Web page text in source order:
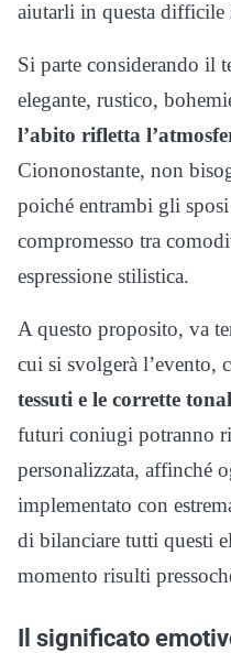
aiutarli in questa difficile
Si parte considerando il
elegante, rustico,
l’abito rifletta
Ciononostante, non
poiché entrambi gli
compromesso tra
espressione stilistica.
A questo proposito, va
cui si svolgerà l’evento,
tessuti e le corrette
futuri coniugi potranno
personalizzata, affinché
implementato con
di bilanciare tutti questi
momento risulti
Il significato